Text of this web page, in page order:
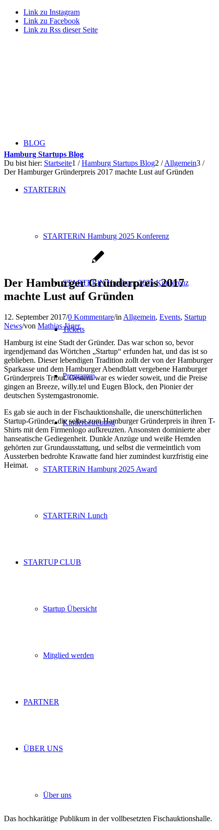
Link zu Instagram
Link zu Facebook
Link zu Rss dieser Seite
BLOG
STARTERiN
STARTERiN Hamburg 2025 Konferenz
STARTERiN Hamburg 2025 Konferenz
Tickets
Programm
Kinderbetreuung
STARTERiN Hamburg 2025 Award
STARTERiN Lunch
STARTUP CLUB
Startup Übersicht
Mitglied werden
PARTNER
ÜBER UNS
Über uns
Hamburg Startups Blog
Du bist hier: Startseite1 / Hamburg Startups Blog2 / Allgemein3 /
Der Hamburger Gründerpreis 2017 machte Lust auf Gründen
Der Hamburger Gründerpreis 2017
machte Lust auf Gründen
12. September 2017/0 Kommentare/in Allgemein, Events, Startup
News/von Mathias Jäger
Hamburg ist eine Stadt der Gründer. Das war schon so, bevor
irgendjemand das Wörtchen „Startup“ erfunden hat, und das ist so
geblieben. Dieser lebendigen Tradition zollt der von der Hamburger
Sparkasse und dem Hamburger Abendblatt vergebene Hamburger
Gründerpreis Tribut. Gestern war es wieder soweit, und die Preise
gingen an Breeze, willy.tel und Eugen Block, den Pionier der
deutschen Systemgastronomie.
Es gab sie auch in der Fischauktionshalle, die unerschütterlichen
Startup-Gründer, die selbst zum Hamburger Gründerpreis in ihren T-
Shirts mit dem Firmenlogo aufkreuzten. Ansonsten dominierte aber
hanseatische Gediegenheit. Dunkle Anzüge und weiße Hemden
gehörten zur Grundausstattung, und selbst die vermeintlich vom
Aussterben bedrohte Krawatte fand hier zumindest kurzfristig eine
Heimat.
Das hochkarätige Publikum in der vollbesetzten Fischauktionshalle.